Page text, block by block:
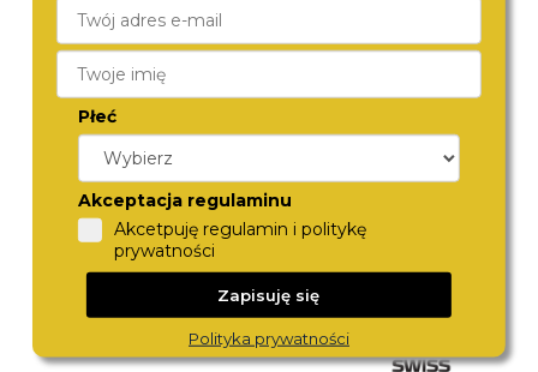
margines błędu we wskazywaniu
czasu wynosi zaledwie 1 sekundę na
1 000 000 lat!
Płeć
Akceptacja regulaminu
Akcetpuję regulamin i politykę
prywatności
Zapisuję się
Polityka prywatności